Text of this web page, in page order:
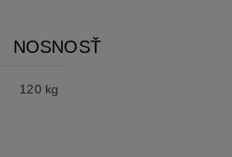
NOSNOSŤ
120 kg